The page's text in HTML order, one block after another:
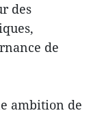
des
de
ambition de